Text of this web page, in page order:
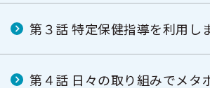
第３話 特定保健指導を利用し
第４話 日々の取り組みでメタ